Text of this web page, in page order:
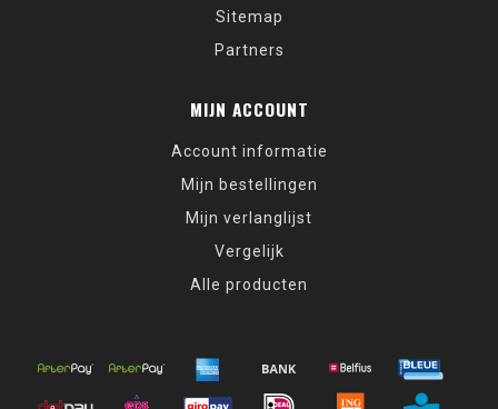
Sitemap
Partners
MIJN ACCOUNT
Account informatie
Mijn bestellingen
Mijn verlanglijst
Vergelijk
Alle producten